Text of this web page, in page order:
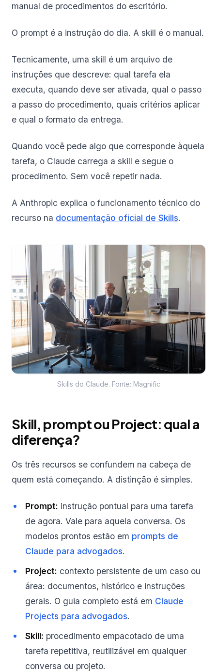
manual de procedimentos do escritório.
O prompt é a instrução do dia. A skill é o manual.
Tecnicamente, uma skill é um arquivo de
instruções que descreve: qual tarefa ela
executa, quando deve ser ativada, qual o passo
a passo do procedimento, quais critérios aplicar
e qual o formato da entrega.
Quando você pede algo que corresponde àquela
tarefa, o Claude carrega a skill e segue o
procedimento. Sem você repetir nada.
A Anthropic explica o funcionamento técnico do
recurso na documentação oficial de Skills.
Skills do Claude. Fonte: Magnific
Skill, prompt ou Project: qual a
diferença?
Os três recursos se confundem na cabeça de
quem está começando. A distinção é simples.
Prompt: instrução pontual para uma tarefa
de agora. Vale para aquela conversa. Os
modelos prontos estão em prompts de
Claude para advogados.
Project: contexto persistente de um caso ou
área: documentos, histórico e instruções
gerais. O guia completo está em Claude
Projects para advogados.
Skill: procedimento empacotado de uma
tarefa repetitiva, reutilizável em qualquer
conversa ou projeto.